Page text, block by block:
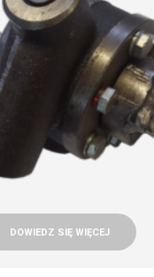
DOWIEDZ SIĘ WIĘCEJ